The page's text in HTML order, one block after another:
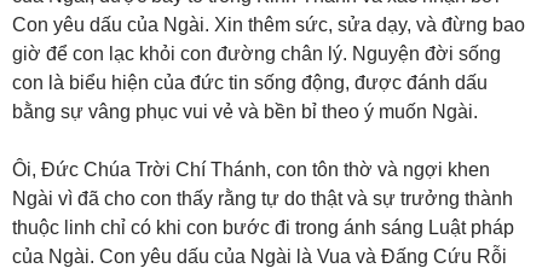
Con yêu dấu của Ngài. Xin thêm sức, sửa dạy, và đừng bao
giờ để con lạc khỏi con đường chân lý. Nguyện đời sống
con là biểu hiện của đức tin sống động, được đánh dấu
bằng sự vâng phục vui vẻ và bền bỉ theo ý muốn Ngài.
Ôi, Đức Chúa Trời Chí Thánh, con tôn thờ và ngợi khen
Ngài vì đã cho con thấy rằng tự do thật và sự trưởng thành
thuộc linh chỉ có khi con bước đi trong ánh sáng Luật pháp
của Ngài. Con yêu dấu của Ngài là Vua và Đấng Cứu Rỗi